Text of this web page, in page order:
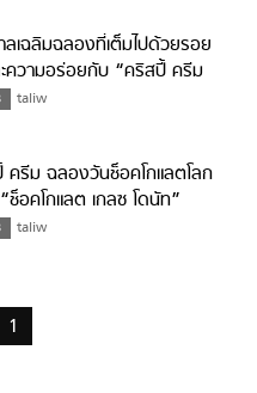
ลเฉลิมฉลองที่เต็มไปด้วยรอย
ความอร่อยกับ “คริสปี้ ครีม
ย์”taliw
ครีม ฉลองวันช็อคโกแลตโลก
อคโกแลต เกลซ โดนัท”
taliw
1